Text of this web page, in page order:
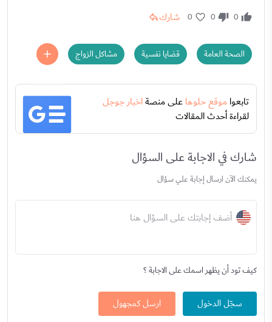
0
0
0 شارك
الصحة العامة قضايا نفسية مشاكل الزواج
تابعواموقع حلوهاعلى منصةاخبار جوجل
لقراءة أحدث المقالات
شارك في الاجابة على السؤال
يمكنك الآن ارسال إجابة علي سؤال
أضف إجابتك على السؤال هنا
كيف تود أن يظهر اسمك على الاجابة ؟
سجّل الدخول ارسل كمجهول